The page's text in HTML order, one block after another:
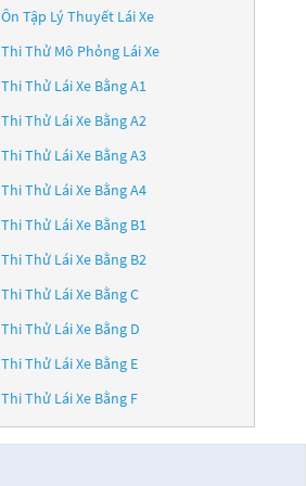
Ôn Tập Lý Thuyết Lái Xe
Thi Thử Mô Phỏng Lái Xe
Thi Thử Lái Xe Bằng A1
Thi Thử Lái Xe Bằng A2
Thi Thử Lái Xe Bằng A3
Thi Thử Lái Xe Bằng A4
Thi Thử Lái Xe Bằng B1
Thi Thử Lái Xe Bằng B2
Thi Thử Lái Xe Bằng C
Thi Thử Lái Xe Bằng D
Thi Thử Lái Xe Bằng E
Thi Thử Lái Xe Bằng F